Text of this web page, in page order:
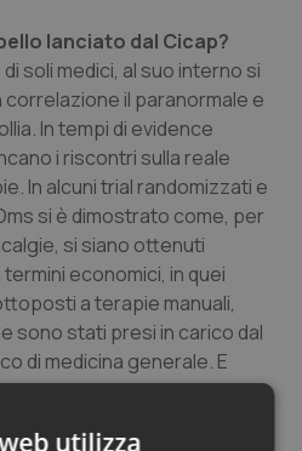
lanciato dal Cicap?
soli medici, al suo interno si
il paranormale e
In tempi di evidence
i riscontri sulla reale
In alcuni trial randomizzati e
si è dimostrato come, per
si siano ottenuti
economici, in quei
a terapie manuali,
sono stati presi in carico dal
di medicina generale. E
dimostrato come il medico di
utilizza